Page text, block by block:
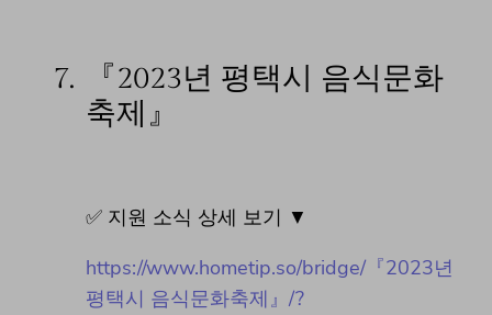
7.
『2023년 평택시 음식문화
축제』
✅ 지원 소식 상세 보기 ▼
https://www.hometip.so/bridge/『2023년
평택시 음식문화축제』/?